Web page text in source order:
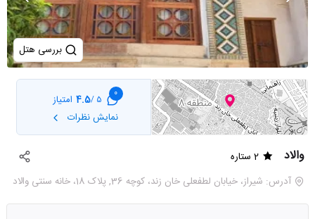
بررسی هتل
0
5 /
4.5 امتیاز
نمایش نظرات
والاد
2 ستاره
آدرس: شیراز، خیابان لطفعلی خان زند، کوچه 36, پلاک 18، خانه سنتی والاد